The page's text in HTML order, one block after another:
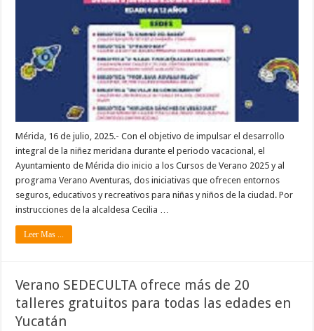
Mérida, 16 de julio, 2025.- Con el objetivo de impulsar el desarrollo
integral de la niñez meridana durante el periodo vacacional, el
Ayuntamiento de Mérida dio inicio a los Cursos de Verano 2025 y al
programa Verano Aventuras, dos iniciativas que ofrecen entornos
seguros, educativos y recreativos para niñas y niños de la ciudad. Por
instrucciones de la alcaldesa Cecilia …
Leer Mas ...
Verano SEDECULTA ofrece más de 20
talleres gratuitos para todas las edades en
Yucatán